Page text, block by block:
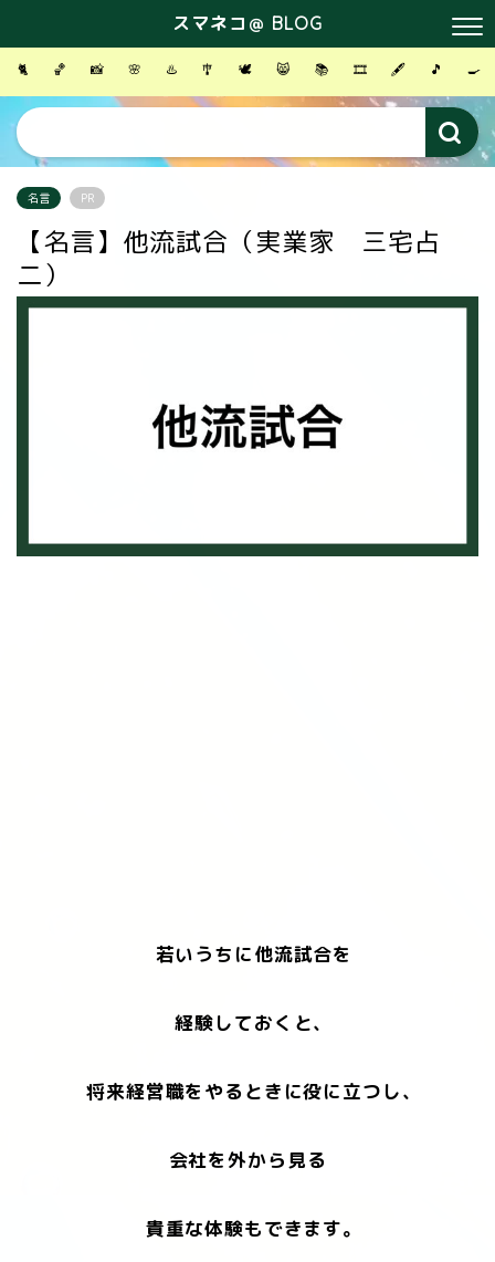
スマネコ＠ BLOG
🐈 🏀 📸 🌸 ♨️ 🎐 🕊 😸 📚 🎞 🖋 🎵 🍳
名言 PR
【名言】他流試合（実業家 三宅占
二）
若いうちに他流試合を
経験しておくと、
将来経営職をやるときに役に立つし、
会社を外から見る
貴重な体験もできます。